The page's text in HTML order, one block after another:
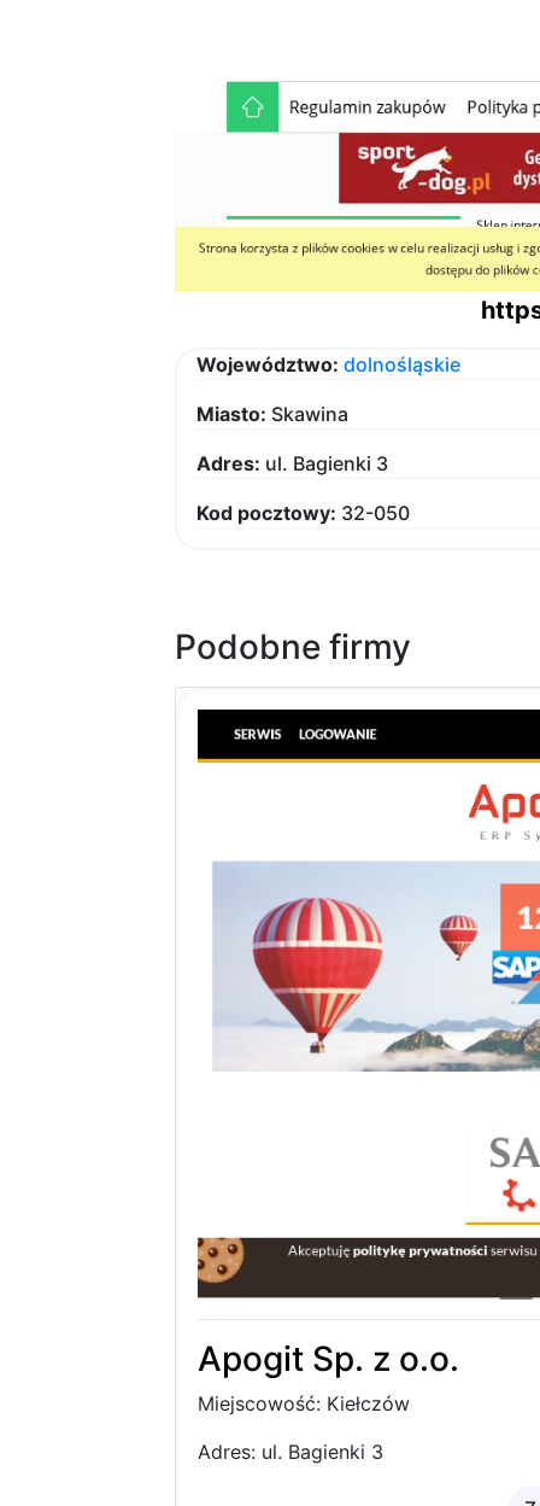
Województwo: dolnośląskie
Miasto: Skawina
Adres: ul. Bagienki 3
Kod pocztowy: 32-050
Podobne firmy
Apogit Sp. z o.o.
Miejscowość: Kiełczów
Adres: ul. Bagienki 3